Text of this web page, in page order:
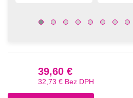
39,60 €
32,73 € Bez DPH